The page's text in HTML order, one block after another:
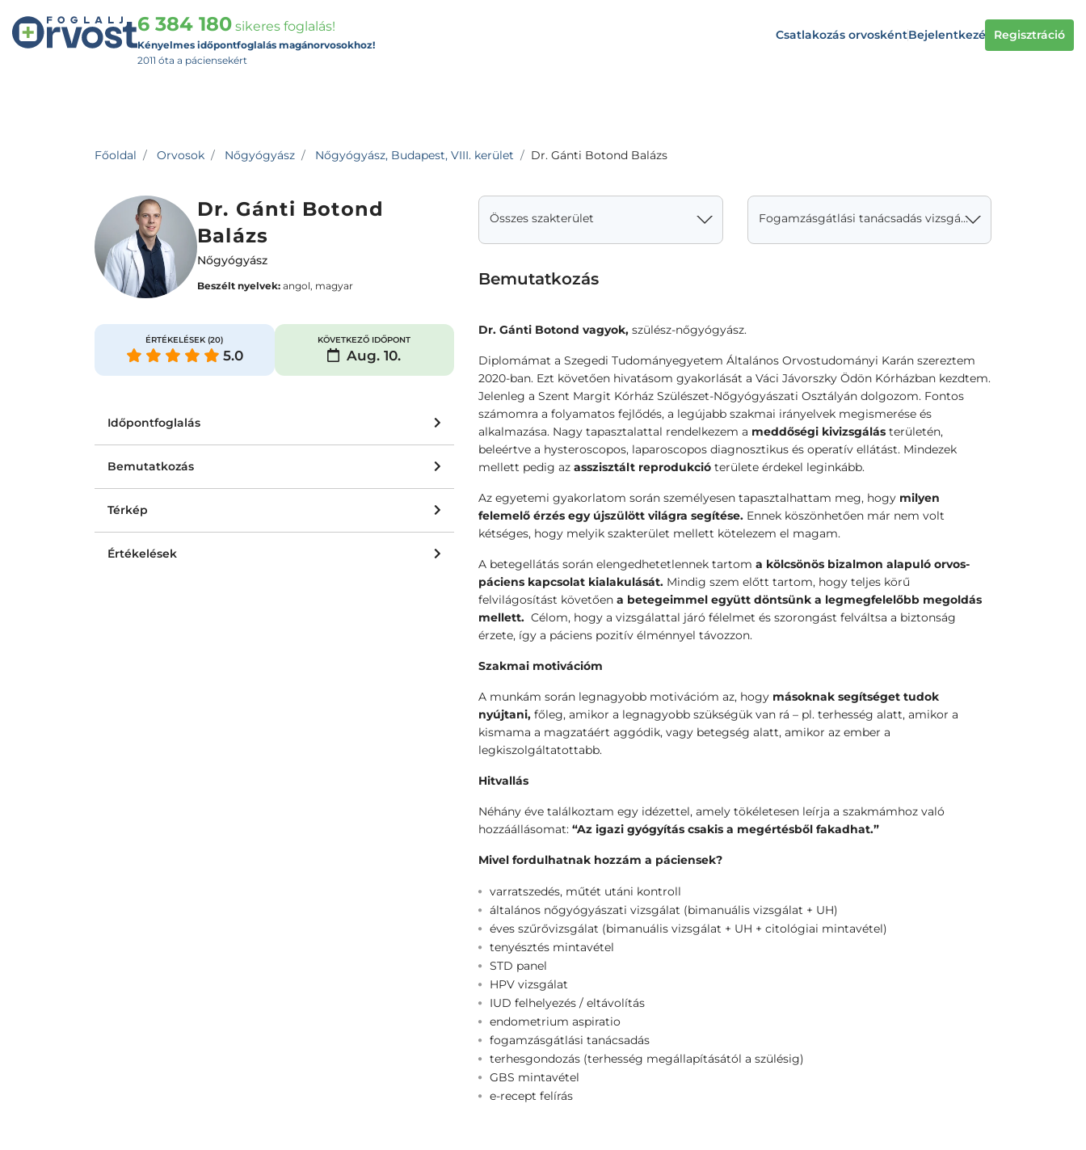
6 384 180 sikeres foglalás!
Kényelmes időpontfoglalás magánorvosokhoz!
2011 óta a páciensekért
Csatlakozás orvoskéntBejelentkezés Regisztráció
Főoldal Orvosok Nőgyógyász Nőgyógyász, Budapest, VIII. kerület Dr. Gánti Botond Balázs
Dr. Gánti Botond
Balázs
Nőgyógyász
Beszélt nyelvek: angol, magyar
ÉRTÉKELÉSEK(20)
5.0
KÖVETKEZŐ IDŐPONT
Aug. 10.
Időpontfoglalás
Bemutatkozás
Térkép
Értékelések
Összes szakterület Fogamzásgátlási tanácsadás vizsgálattal, gyógyszerírással
Bemutatkozás
Dr. Gánti Botond vagyok, szülész-nőgyógyász.
Diplomámat a Szegedi Tudományegyetem Általános Orvostudományi Karán szereztem
2020-ban. Ezt követően hivatásom gyakorlását a Váci Jávorszky Ödön Kórházban kezdtem.
Jelenleg a Szent Margit Kórház Szülészet-Nőgyógyászati Osztályán dolgozom. Fontos
számomra a folyamatos fejlődés, a legújabb szakmai irányelvek megismerése és
alkalmazása. Nagy tapasztalattal rendelkezem a meddőségi kivizsgálás területén,
beleértve a hysteroscopos, laparoscopos diagnosztikus és operatív ellátást. Mindezek
mellett pedig az asszisztált reprodukció területe érdekel leginkább.
Az egyetemi gyakorlatom során személyesen tapasztalhattam meg, hogy milyen
felemelő érzés egy újszülött világra segítése. Ennek köszönhetően már nem volt
kétséges, hogy melyik szakterület mellett kötelezem el magam.
A betegellátás során elengedhetetlennek tartom a kölcsönös bizalmon alapuló orvos-
páciens kapcsolat kialakulását. Mindig szem előtt tartom, hogy teljes körű
felvilágosítást követően a betegeimmel együtt döntsünk a legmegfelelőbb megoldás
mellett. Célom, hogy a vizsgálattal járó félelmet és szorongást felváltsa a biztonság
érzete, így a páciens pozitív élménnyel távozzon.
Szakmai motivációm
A munkám során legnagyobb motivációm az, hogy másoknak segítséget tudok
nyújtani, főleg, amikor a legnagyobb szükségük van rá – pl. terhesség alatt, amikor a
kismama a magzatáért aggódik, vagy betegség alatt, amikor az ember a
legkiszolgáltatottabb.
Hitvallás
Néhány éve találkoztam egy idézettel, amely tökéletesen leírja a szakmámhoz való
hozzáállásomat: “Az igazi gyógyítás csakis a megértésből fakadhat.”
Mivel fordulhatnak hozzám a páciensek?
varratszedés, műtét utáni kontroll
általános nőgyógyászati vizsgálat (bimanuális vizsgálat + UH)
éves szűrővizsgálat (bimanuális vizsgálat + UH + citológiai mintavétel)
tenyésztés mintavétel
STD panel
HPV vizsgálat
IUD felhelyezés / eltávolítás
endometrium aspiratio
fogamzásgátlási tanácsadás
terhesgondozás (terhesség megállapításától a szülésig)
GBS mintavétel
e-recept felírás